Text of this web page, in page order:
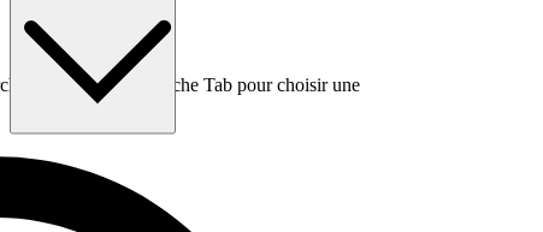
puis utilisez la touche Tab pour choisir une